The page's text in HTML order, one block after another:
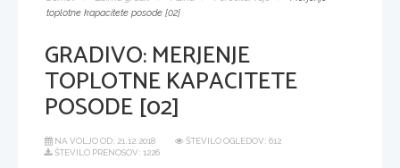
toplotne kapacitete posode [02]
GRADIVO:MERJENJE
TOPLOTNE KAPACITETE
POSODE [02]
NA VOLJO OD: 21.12.2018
ŠTEVILO OGLEDOV: 612
ŠTEVILO PRENOSOV: 1226